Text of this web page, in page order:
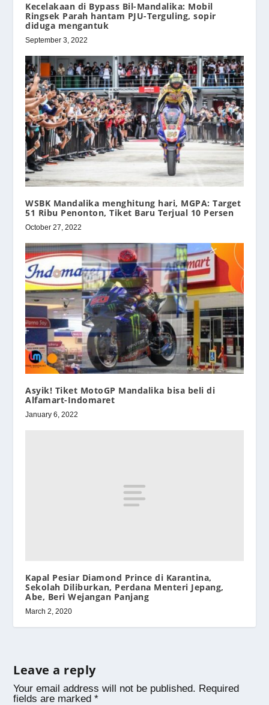
Kecelakaan di Bypass Bil-Mandalika: Mobil
Ringsek Parah hantam PJU-Terguling, sopir
diduga mengantuk
September 3, 2022
WSBK Mandalika menghitung hari, MGPA: Target
51 Ribu Penonton, Tiket Baru Terjual 10 Persen
October 27, 2022
Asyik! Tiket MotoGP Mandalika bisa beli di
Alfamart-Indomaret
January 6, 2022
Kapal Pesiar Diamond Prince di Karantina,
Sekolah Diliburkan, Perdana Menteri Jepang,
Abe, Beri Wejangan Panjang
March 2, 2020
Leave a reply
Your email address will not be published. Required
fields are marked*